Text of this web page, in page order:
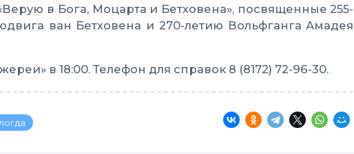
в Бога, Моцарта и Бетховена», посвященные 255-
ван Бетховена и 270-летию Вольфганга Амадея
в 18:00. Телефон для справок 8 (8172) 72-96-30.